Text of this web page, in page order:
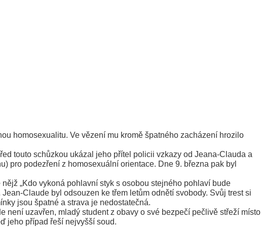
homosexualitu. Ve vězení mu kromě špatného zacházení hrozilo
touto schůzkou ukázal jeho přítel policii vzkazy od Jeana-Clauda a
pro podezření z homosexuální orientace. Dne 9. března pak byl
„Kdo vykoná pohlavní styk s osobou stejného pohlaví bude
Claude byl odsouzen ke třem letům odnětí svobody. Svůj trest si
jsou špatné a strava je nedostatečná.
uzavřen, mladý student z obavy o své bezpečí pečlivě střeží místo
jeho případ řeší nejvyšší soud.